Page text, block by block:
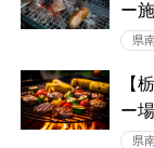
ー
県
【
ー
県